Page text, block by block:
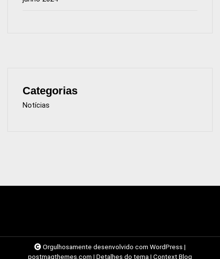
Categorias
Notícias
Orgulhosamente desenvolvido com WordPress |
postmagthemes.com | Detalhes do tema | Context Blog